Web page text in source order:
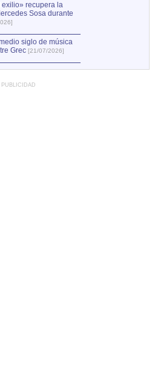
recupera la
Sosa durante
siglo de música
Grec [21/07/2026]
PUBLICIDAD